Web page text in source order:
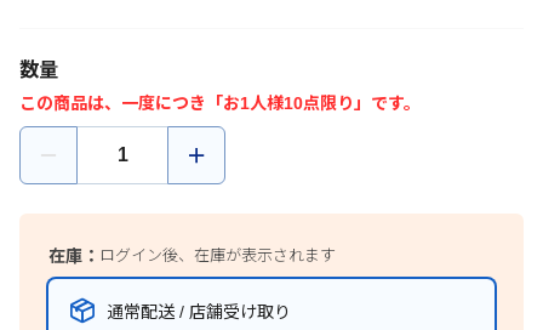
数量
この商品は、一度につき「お1人様10点限り」です。
在庫： ログイン後、在庫が表示されます
通常配送 / 店舗受け取り